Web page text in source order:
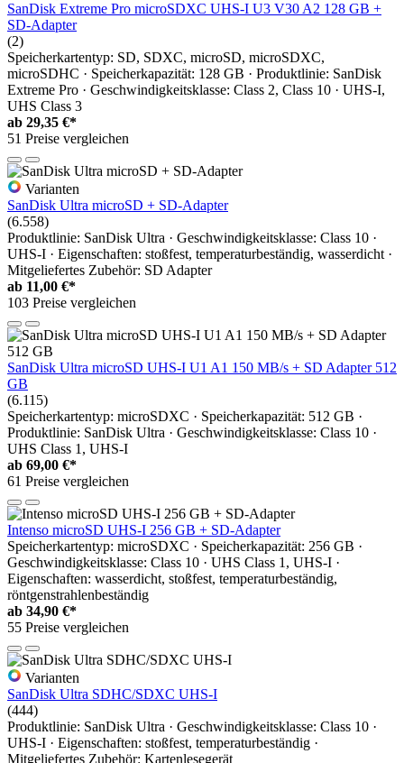
SanDisk Extreme Pro microSDXC UHS-I U3 V30 A2 128 GB +
SD-Adapter
(2)
Speicherkartentyp: SD, SDXC, microSD, microSDXC,
microSDHC · Speicherkapazität: 128 GB · Produktlinie: SanDisk
Extreme Pro · Geschwindigkeitsklasse: Class 2, Class 10 · UHS-I,
UHS Class 3
ab 29,35 €*
51 Preise vergleichen
Varianten
SanDisk Ultra microSD + SD-Adapter
(6.558)
Produktlinie: SanDisk Ultra · Geschwindigkeitsklasse: Class 10 ·
UHS-I · Eigenschaften: stoßfest, temperaturbeständig, wasserdicht ·
Mitgeliefertes Zubehör: SD Adapter
ab 11,00 €*
103 Preise vergleichen
SanDisk Ultra microSD UHS-I U1 A1 150 MB/s + SD Adapter 512
GB
(6.115)
Speicherkartentyp: microSDXC · Speicherkapazität: 512 GB ·
Produktlinie: SanDisk Ultra · Geschwindigkeitsklasse: Class 10 ·
UHS Class 1, UHS-I
ab 69,00 €*
61 Preise vergleichen
Intenso microSD UHS-I 256 GB + SD-Adapter
Speicherkartentyp: microSDXC · Speicherkapazität: 256 GB ·
Geschwindigkeitsklasse: Class 10 · UHS Class 1, UHS-I ·
Eigenschaften: wasserdicht, stoßfest, temperaturbeständig,
röntgenstrahlenbeständig
ab 34,90 €*
55 Preise vergleichen
Varianten
SanDisk Ultra SDHC/SDXC UHS-I
(444)
Produktlinie: SanDisk Ultra · Geschwindigkeitsklasse: Class 10 ·
UHS-I · Eigenschaften: stoßfest, temperaturbeständig ·
Mitgeliefertes Zubehör: Kartenlesegerät